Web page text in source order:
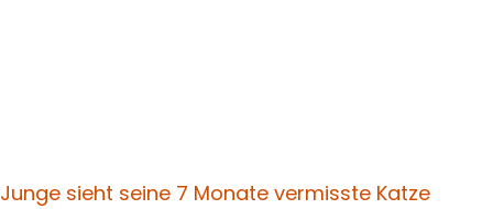
Junge sieht seine 7 Monate vermisste Katze